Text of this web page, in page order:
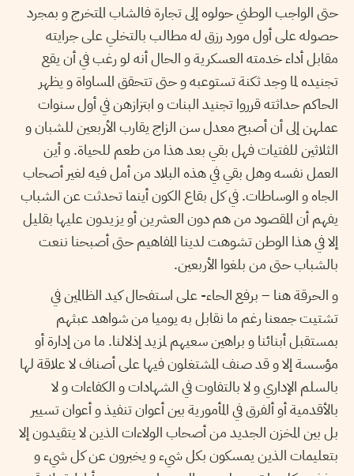
حتى الواجب الوطني حولوه إلى تجارة فالشاب المتخرج و بمجرد
حصوله على أول مورد رزق له مطالب بالتخلي على جرايته
مقابل أداء خدمته العسكرية و الحال أنه لو رغب في أن يقع
تجنيده لما وجد ثكنة تستوعبه و حتى تتحقق المساواة و يظهر
الحاكم حداثته قرروا تجنيد البنات و ابتزازهن في أول سنوات
عملهن إلى أن أصبح معدل سن الزاج يقارب الأربعين للشبان و
الثلاثين للفتيات فهل بقي بعد هذا من طعم للحياة. و أين
العمل نفسه وهل بقي في هذه البلاد من أمل فيه لغير أصحاب
الجاه و الوساطات. في كل بقاع الكون أينما تحدثت عن الشباب
يفهم أن المقصود من هم دون العشرين أو يزيدون عليها بقليل
إلا في هذا الوطن تشوهت لدينا المفاهيم حتى أصبحنا ننعت
بالشباب حتى من بلغوا الأربعين.
و الحرقة هنا – برفع الحاء- على استفحال كيد الظالمين في
تشتيت جمعنا رغم ما نقابل به يوميا من شواهد عبثهم
بمستقبل أبنائنا و براهين سعيهم لمزيد إذلالنا. ما من إدارة أو
مؤسسة إلا و قد صنف المشتغلون فيها على أصناف لا علاقة لها
بالسلم الإداري و لا بالتفاوت في الشهادات و الكفاءات و لا
بالأقدمية أو ألفرق في المأمورية بين أعوان تنفيذ و أعوان تسيير
بل بين المخزن الجديد من أصحاب الولاءات الذين لا يتقيدون إلا
بتعليمات الذين يمسكون بكل شيء و يخبرون عن كل شيء و